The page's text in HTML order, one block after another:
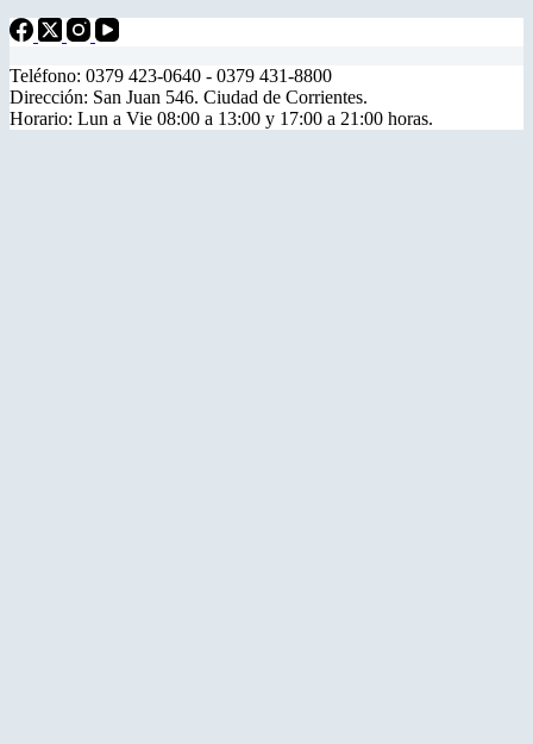
Teléfono: 0379 423-0640 - 0379 431-8800
Dirección: San Juan 546. Ciudad de Corrientes.
Horario: Lun a Vie 08:00 a 13:00 y 17:00 a 21:00 horas.